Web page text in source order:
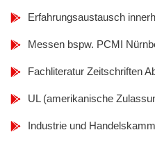
Erfahrungsaustausch
Messen bspw. PCMI
Fachliteratur Zeitschriften
UL (amerikanische
Industrie und